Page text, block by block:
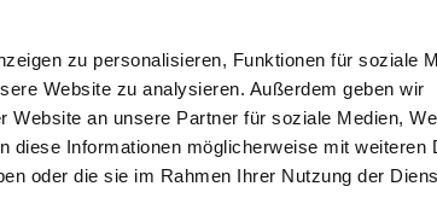
zu personalisieren, Funktionen für soziale
Website zu analysieren. Außerdem geben wir
Website an unsere Partner für soziale Medien,
diese Informationen möglicherweise mit weiteren
oder die sie im Rahmen Ihrer Nutzung der